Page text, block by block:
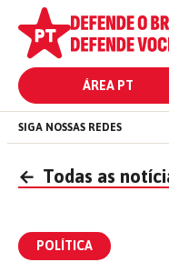
ÁREA PT
SIGA NOSSAS REDES
← Todas as
POLÍTICA